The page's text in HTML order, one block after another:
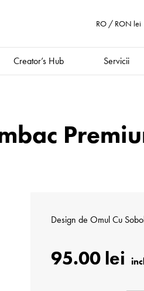
RO / RON lei
Creator’s Hub Servicii
Design de Omul Cu
95.00 lei